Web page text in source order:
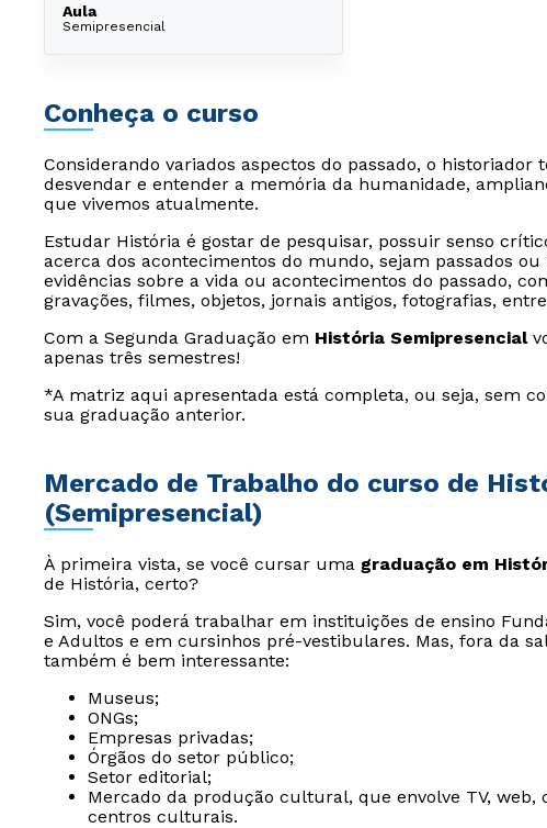
Aula
Semipresencial
Conheça o curso
Considerando variados aspectos do passado, o historiador
desvendar e entender a memória da humanidade,
que vivemos atualmente.
Estudar História é gostar de pesquisar, possuir senso
acerca dos acontecimentos do mundo, sejam passados
evidências sobre a vida ou acontecimentos do passado,
gravações, filmes, objetos, jornais antigos, fotografias,
Com a Segunda Graduação em História Semipresencial
apenas três semestres!
*A matriz aqui apresentada está completa, ou seja, sem
sua graduação anterior.
Mercado de Trabalho do curso de
(Semipresencial)
À primeira vista, se você cursar uma graduação em
de História, certo?
Sim, você poderá trabalhar em instituições de ensino
e Adultos e em cursinhos pré-vestibulares. Mas, fora da
também é bem interessante:
Museus;
ONGs;
Empresas privadas;
Órgãos do setor público;
Setor editorial;
Mercado da produção cultural, que envolve TV,
centros culturais.